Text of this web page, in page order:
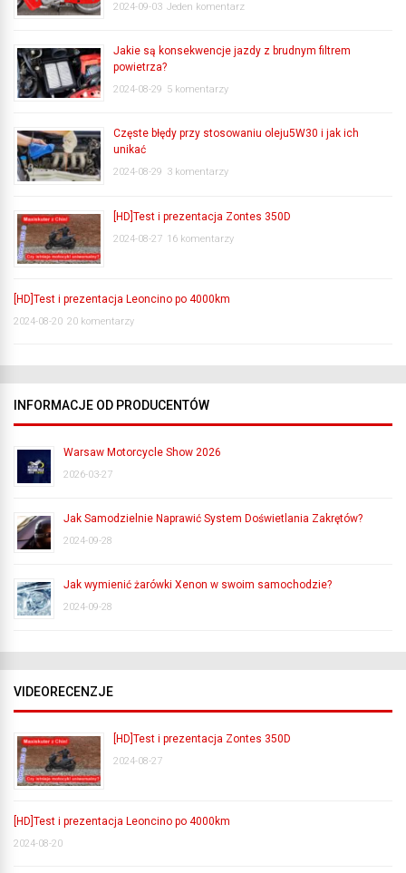
2024-09-03 Jeden komentarz
Jakie są konsekwencje jazdy z brudnym filtrem
powietrza?
2024-08-29 5 komentarzy
Częste błędy przy stosowaniu oleju5W30 i jak ich
unikać
2024-08-29 3 komentarzy
[HD]Test i prezentacja Zontes 350D
2024-08-27 16 komentarzy
[HD]Test i prezentacja Leoncino po 4000km
2024-08-20 20 komentarzy
INFORMACJE OD PRODUCENTÓW
Warsaw Motorcycle Show 2026
2026-03-27
Jak Samodzielnie Naprawić System Doświetlania Zakrętów?
2024-09-28
Jak wymienić żarówki Xenon w swoim samochodzie?
2024-09-28
VIDEORECENZJE
[HD]Test i prezentacja Zontes 350D
2024-08-27
[HD]Test i prezentacja Leoncino po 4000km
2024-08-20